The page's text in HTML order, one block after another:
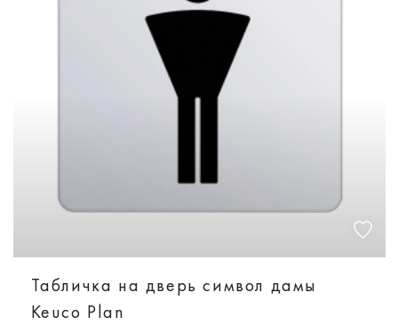
Табличка на дверь символ дамы
Keuco Plan